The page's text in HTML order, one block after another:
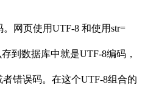
。网页使用UTF-8 和使用str=
到数据库中就是UTF-8编码，
者错误码。在这个UTF-8组合的